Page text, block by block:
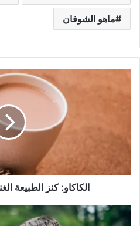
ماهو الشوفان
ك
ا
الكاكاو: كنز الطبيعة
ك